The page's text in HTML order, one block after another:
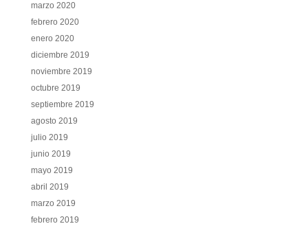
marzo 2020
febrero 2020
enero 2020
diciembre 2019
noviembre 2019
octubre 2019
septiembre 2019
agosto 2019
julio 2019
junio 2019
mayo 2019
abril 2019
marzo 2019
febrero 2019